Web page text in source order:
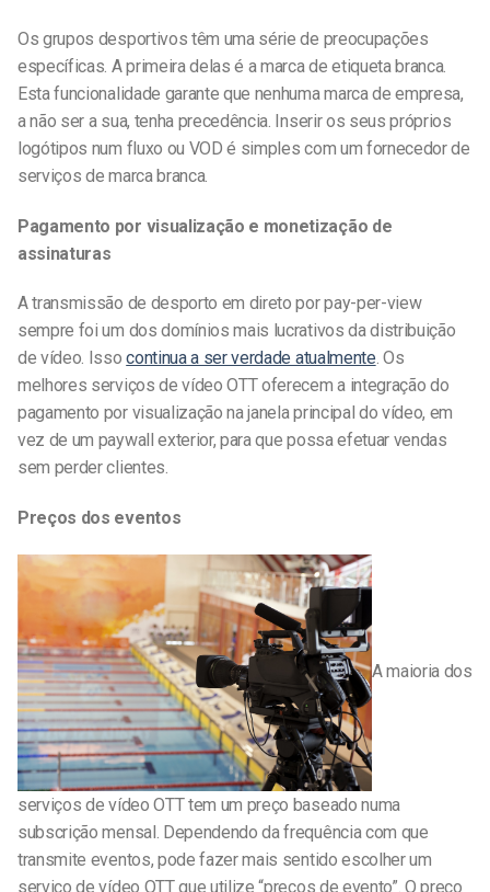
Os grupos desportivos têm uma série de preocupações
específicas. A primeira delas é a marca de etiqueta branca.
Esta funcionalidade garante que nenhuma marca de empresa,
a não ser a sua, tenha precedência. Inserir os seus próprios
logótipos num fluxo ou VOD é simples com um fornecedor de
serviços de marca branca.
Pagamento por visualização e monetização de
assinaturas
A transmissão de desporto em direto por pay-per-view
sempre foi um dos domínios mais lucrativos da distribuição
de vídeo. Issocontinua a ser verdade atualmente. Os
melhores serviços de vídeo OTT oferecem a integração do
pagamento por visualização na janela principal do vídeo, em
vez de um paywall exterior, para que possa efetuar vendas
sem perder clientes.
Preços dos eventos
A maioria dos
serviços de vídeo OTT tem um preço baseado numa
subscrição mensal. Dependendo da frequência com que
transmite eventos, pode fazer mais sentido escolher um
serviço de vídeo OTT que utilize “preços de evento”. O preço